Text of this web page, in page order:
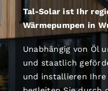
Tal-Solar ist Ihr
Wärmepumpen in
Unabhängig von Öl
und staatlich
und installieren Ihre